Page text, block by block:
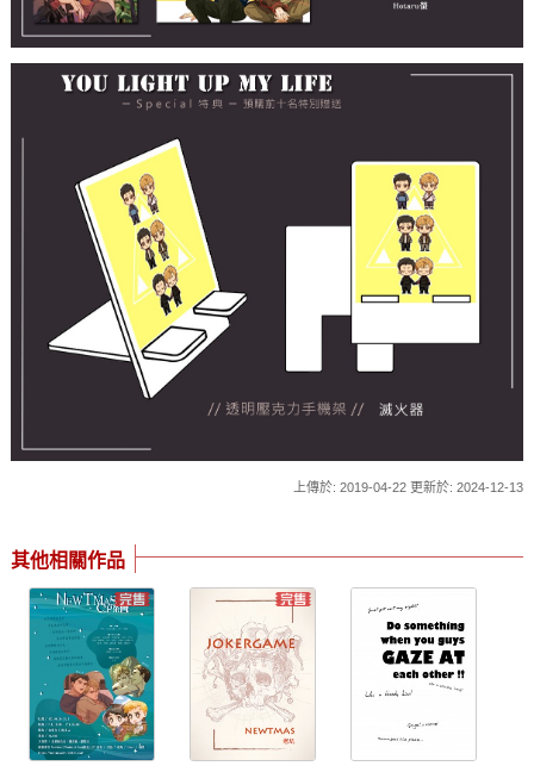
上傳於: 2019-04-22 更新於: 2024-12-13
其他相關作品